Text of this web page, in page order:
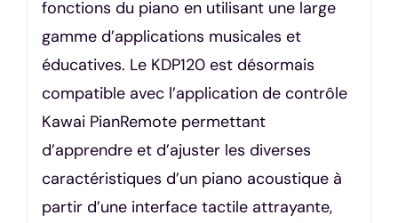
fonctions du piano en utilisant une large
gamme d’applications musicales et
éducatives. Le KDP120 est désormais
compatible avec l’application de contrôle
Kawai PianRemote permettant
d’apprendre et d’ajuster les diverses
caractéristiques d’un piano acoustique à
partir d’une interface tactile attrayante,